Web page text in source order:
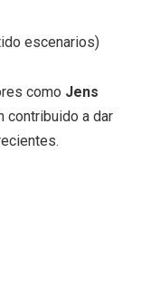
escenarios)
como Jens
contribuido a dar